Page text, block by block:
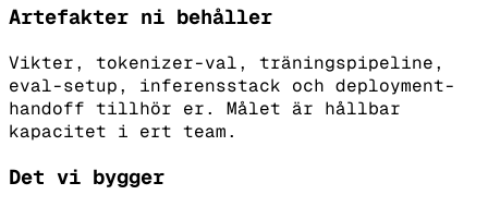
Artefakter ni behåller
Vikter, tokenizer-val, träningspipeline,
eval-setup, inferensstack och deployment-
handoff tillhör er. Målet är hållbar
kapacitet i ert team.
Det vi bygger